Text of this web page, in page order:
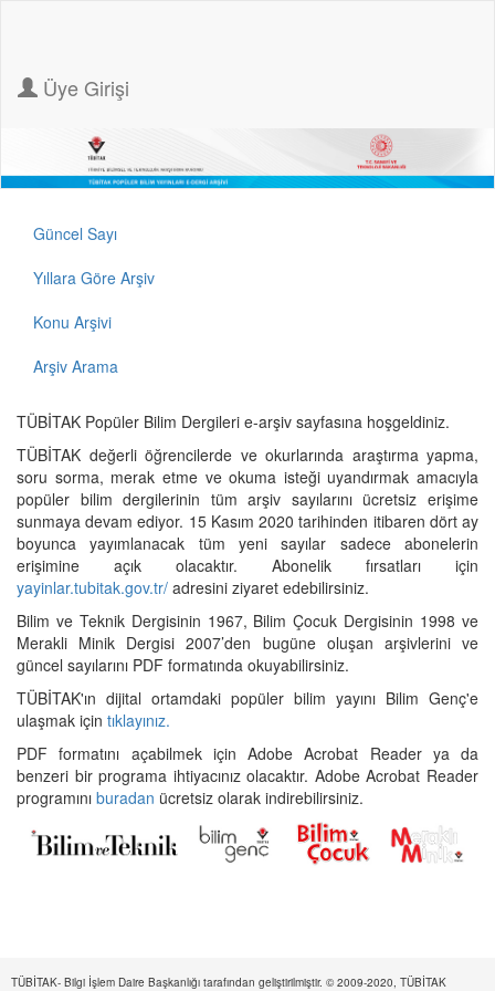
Üye Girişi
Güncel Sayı
Yıllara Göre Arşiv
Konu Arşivi
Arşiv Arama
TÜBİTAK Popüler Bilim Dergileri e-arşiv sayfasına hoşgeldiniz.
TÜBİTAK değerli öğrencilerde ve okurlarında araştırma yapma,
soru sorma, merak etme ve okuma isteği uyandırmak amacıyla
popüler bilim dergilerinin tüm arşiv sayılarını ücretsiz erişime
sunmaya devam ediyor. 15 Kasım 2020 tarihinden itibaren dört ay
boyunca yayımlanacak tüm yeni sayılar sadece abonelerin
erişimine açık olacaktır. Abonelik fırsatları için
yayinlar.tubitak.gov.tr/ adresini ziyaret edebilirsiniz.
Bilim ve Teknik Dergisinin 1967, Bilim Çocuk Dergisinin 1998 ve
Merakli Minik Dergisi 2007’den bugüne oluşan arşivlerini ve
güncel sayılarını PDF formatında okuyabilirsiniz.
TÜBİTAK'ın dijital ortamdaki popüler bilim yayını Bilim Genç'e
ulaşmak için tıklayınız.
PDF formatını açabilmek için Adobe Acrobat Reader ya da
benzeri bir programa ihtiyacınız olacaktır. Adobe Acrobat Reader
programını buradan ücretsiz olarak indirebilirsiniz.
TÜBİTAK- Bilgi İşlem Daire Başkanlığı tarafından geliştirilmiştir. © 2009-2020, TÜBİTAK